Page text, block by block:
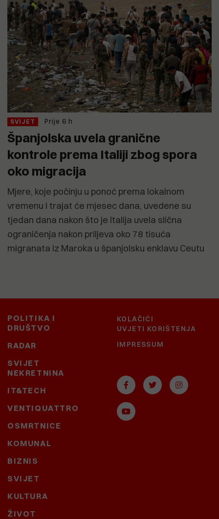
SVIJET Prije 6 h
Španjolska uvela granične
kontrole prema Italiji zbog spora
oko migracija
Mjere, koje počinju u ponoć prema lokalnom
vremenu i trajat će mjesec dana, uvedene su
tjedan dana nakon što je Italija uvela slična
ograničenja nakon priljeva oko 78 tisuća
migranata iz Maroka u španjolsku enklavu Ceutu
POLITIKA I
DRUŠTVO
RADAR
SVIJET
NEKRETNINA
IT&TECH
VENTIQUATTRO
OSMRTNICE
KOMUNAL
BIZNIS
SVIJET
KULTURA
ŽIVOT
KOLAČIĆI
UVJETI KORIŠTENJA
IMPRESSUM